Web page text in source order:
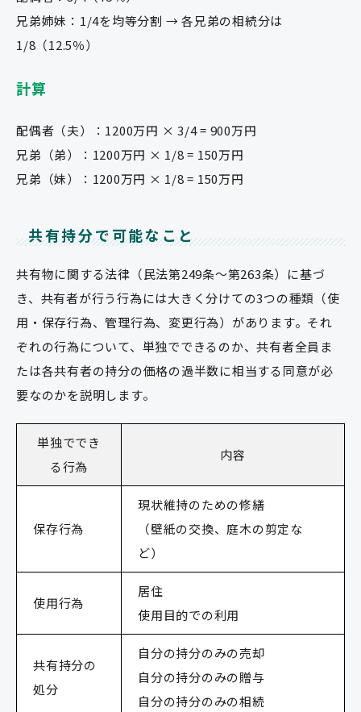
兄弟姉妹：1/4を均等分割 → 各兄弟の相続分は
1/8（12.5％）
計算
配偶者（夫）：1200万円 × 3/4 = 900万円
兄弟（弟）：1200万円 × 1/8 = 150万円
兄弟（妹）：1200万円 × 1/8 = 150万円
共有持分で可能なこと
共有物に関する法律（民法第249条～第263条）に基づ
き、共有者が行う行為には大きく分けての3つの種類（使
用・保存行為、管理行為、変更行為）があります。それ
ぞれの行為について、単独でできるのか、共有者全員ま
たは各共有者の持分の価格の過半数に相当する同意が必
要なのかを説明します。
単独ででき
る行為
内容
保存行為
現状維持のための修繕
（壁紙の交換、庭木の剪定な
ど）
使用行為
居住
使用目的での利用
共有持分の
処分
自分の持分のみの売却
自分の持分のみの贈与
自分の持分のみの相続